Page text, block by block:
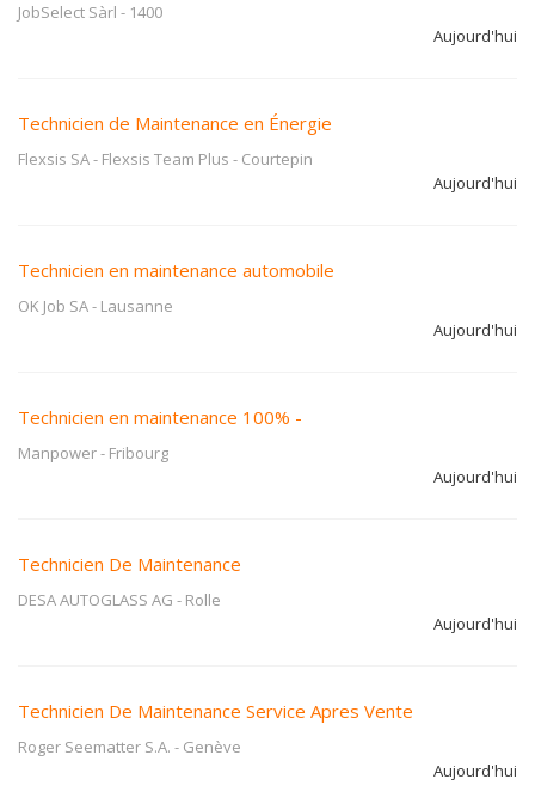
JobSelect Sàrl - 1400
Aujourd'hui
Technicien de Maintenance en Énergie
Flexsis SA - Flexsis Team Plus - Courtepin
Aujourd'hui
Technicien en maintenance automobile
OK Job SA- Lausanne
Aujourd'hui
Technicien en maintenance 100% -
Manpower- Fribourg
Aujourd'hui
Technicien De Maintenance
DESA AUTOGLASS AG - Rolle
Aujourd'hui
Technicien De Maintenance Service Apres Vente
Roger Seematter S.A. - Genève
Aujourd'hui